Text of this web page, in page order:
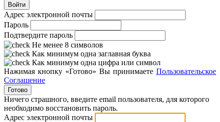
Войти
Адрес электронной почты
Пароль
Подтвердите пароль
Не менее 8 символов
Как минимум одна заглавная буква
Как минимум одна цифра или символ
Нажимая кнопку «Готово» Вы принимаете Пользовательское
Соглашение
Готово
Ничего страшного, введите email пользователя, для которого
необходимо восстановить пароль.
Адрес электронной почты